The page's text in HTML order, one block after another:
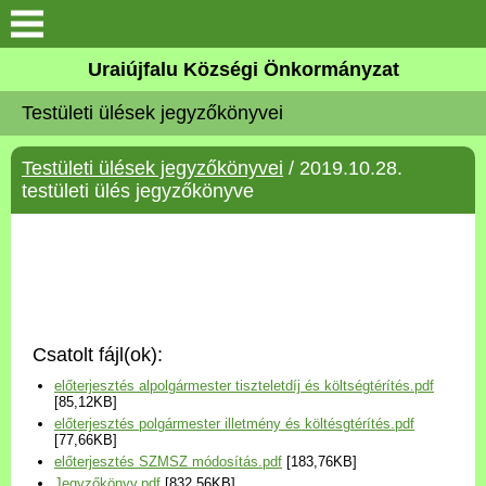
Köszöntő
Elérhetőségek
Uraiújfalu
Választási információk
Versenyképes Járások
Program
Uraiújfalu Községi Önkormányzat
Testületi ülések jegyzőkönyvei
Testületi ülések jegyzőkönyvei / 2019.10.28.
testületi ülés jegyzőkönyve
Csatolt fájl(ok):
előterjesztés alpolgármester tiszteletdíj és költségtérítés.pdf
[85,12KB]
előterjesztés polgármester illetmény és költésgtérítés.pdf
[77,66KB]
előterjesztés SZMSZ módosítás.pdf [183,76KB]